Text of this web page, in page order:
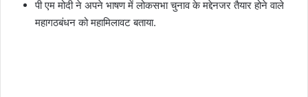
पी एम मोदी ने अपने भाषण में लोकसभा चुनाव के मद्देनजर तैयार होने वाले
महागठबंधन को महामिलावट बताया.